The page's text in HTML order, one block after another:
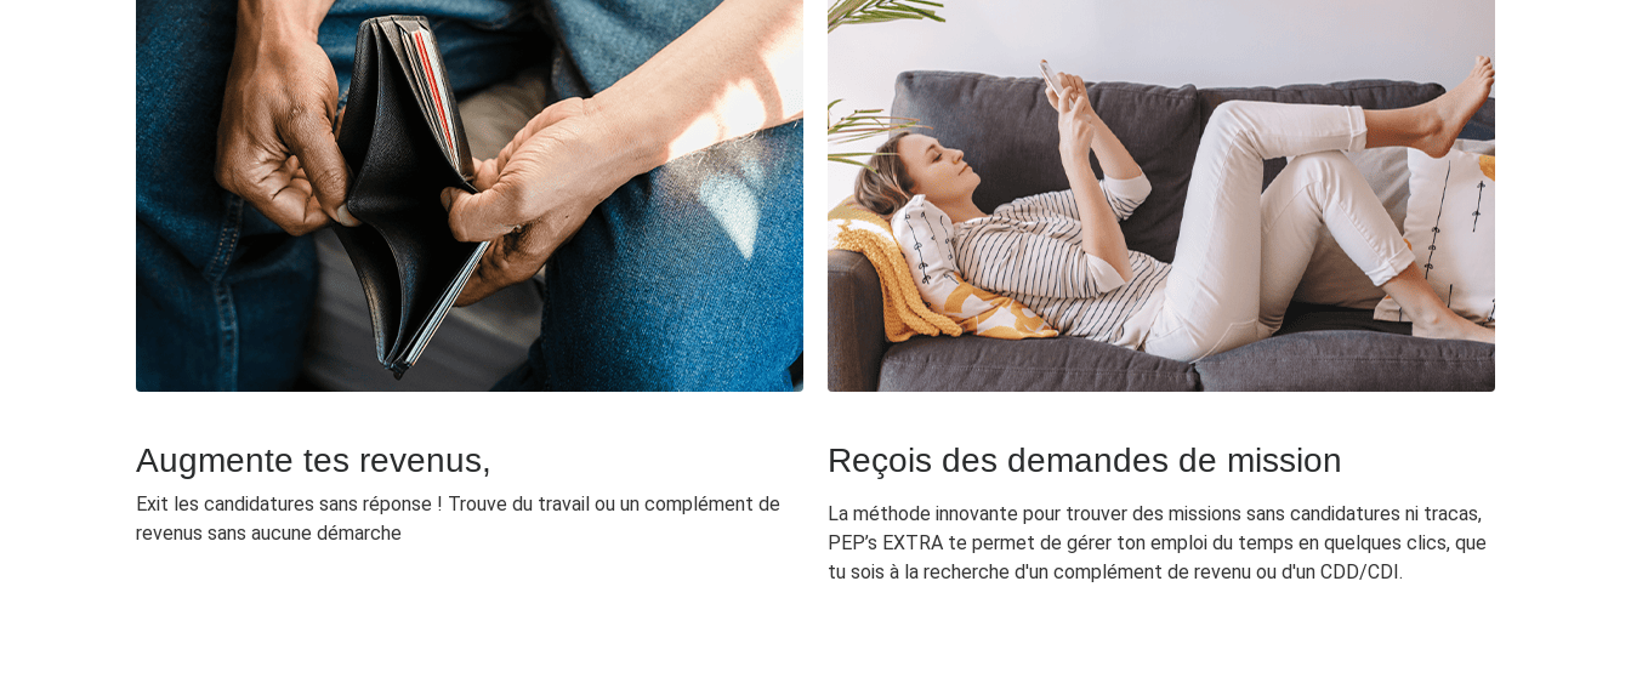
Augmente tes revenus,
Exit les candidatures sans réponse ! Trouve du travail ou un complément de
revenus sans aucune démarche
Reçois des demandes de mission
La méthode innovante pour trouver des missions sans candidatures ni tracas,
PEP’s EXTRA te permet de gérer ton emploi du temps en quelques clics, que
tu sois à la recherche d'un complément de revenu ou d'un CDD/CDI.